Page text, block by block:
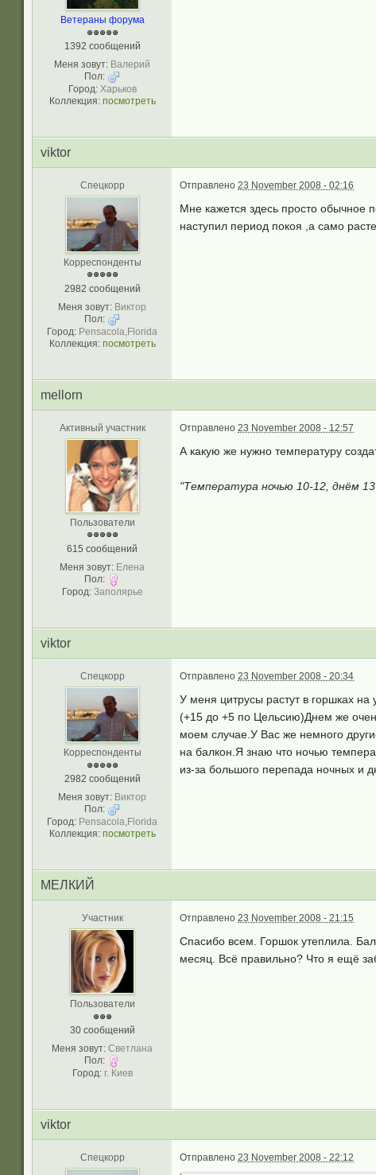
Ветераны форума
1392 сообщений
Меня зовут: Валерий
Пол:
Город: Харьков
Коллекция: посмотреть
viktor
Спецкорр
Корреспонденты
2982 сообщений
Меня зовут: Виктор
Пол:
Город: Pensacola,Florida
Коллекция: посмотреть
Отправлено 23 November 2008 - 02:16
Мне кажется здесь просто обычное
наступил период покоя ,а само
mellorn
Активный участник
Пользователи
615 сообщений
Меня зовут: Елена
Пол:
Город: Заполярье
Отправлено 23 November 2008 - 12:57
А какую же нужно температуру
"Температура ночью 10-12, днём
viktor
Спецкорр
Корреспонденты
2982 сообщений
Меня зовут: Виктор
Пол:
Город: Pensacola,Florida
Коллекция: посмотреть
Отправлено 23 November 2008 - 20:34
У меня цитрусы растут в горшках на
(+15 до +5 по Цельсию)Днем же
моем случае.У Вас же немного
на балкон.Я знаю что ночью
из-за большого перепада ночных и
МЕЛКИЙ
Участник
Пользователи
30 сообщений
Меня зовут: Светлана
Пол:
Город: г. Киев
Отправлено 23 November 2008 - 21:15
Спасибо всем. Горшок утеплила.
месяц. Всё правильно? Что я ещё
viktor
Спецкорр Отправлено 23 November 2008 - 22:12